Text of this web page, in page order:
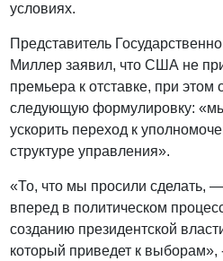
условиях.
Представитель
Миллер заявил, что США не
премьера к отставке, при этом
следующую формулировку:
ускорить переход к
структуре управления».
«То, что мы просили сделать,
вперед в политическом
созданию президентской
который приведет к